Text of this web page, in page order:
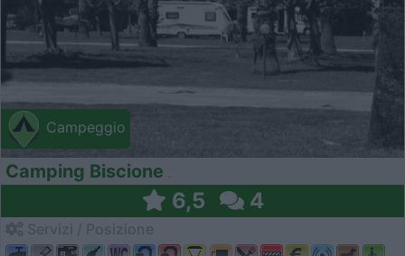
Campeggio
Camping Biscione
6,5 4